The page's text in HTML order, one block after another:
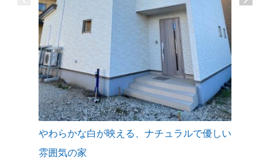
やわらかな白が映える、ナチュラルで優しい
雰囲気の家